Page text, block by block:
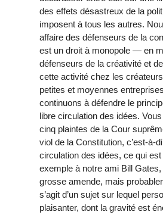
des effets désastreux de la
imposent à tous les autres.
affaire des défenseurs de la
est un droit à monopole — en
défenseurs de la créativité et
cette activité chez les
petites et moyennes
continuons à défendre le
libre circulation des idées.
cinq plaintes de la Cour
viol de la Constitution, c’est-à-
circulation des idées, ce qui
exemple à notre ami Bill
grosse amende, mais
s’agit d’un sujet sur lequel
plaisanter, dont la gravité est